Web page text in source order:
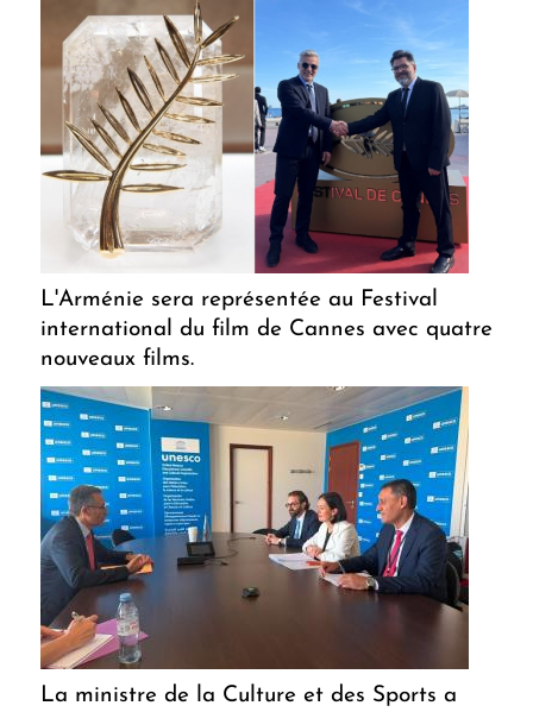
L'Arménie sera représentée au Festival
international du film de Cannes avec quatre
nouveaux films.
La ministre de la Culture et des Sports a